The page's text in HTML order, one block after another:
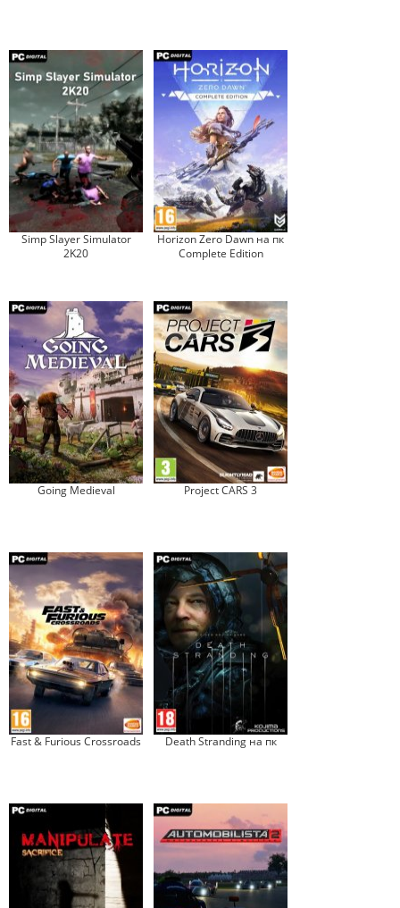
Simp Slayer Simulator
2K20
Horizon Zero Dawn на пк
Complete Edition
Going Medieval Project CARS 3
Fast & Furious Crossroads Death Stranding на пк